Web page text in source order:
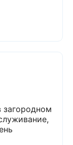
в
воды,
стала
загородном